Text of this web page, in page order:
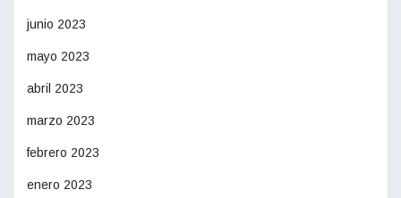
junio 2023
mayo 2023
abril 2023
marzo 2023
febrero 2023
enero 2023